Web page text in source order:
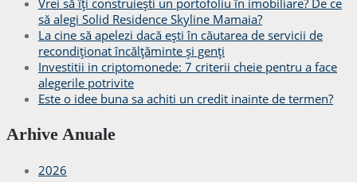
Vrei să îți construiești un portofoliu în imobiliare? De ce
să alegi Solid Residence Skyline Mamaia?
La cine să apelezi dacă ești în căutarea de servicii de
recondiționat încălțăminte și genți
Investitii in criptomonede: 7 criterii cheie pentru a face
alegerile potrivite
Este o idee buna sa achiti un credit inainte de termen?
Arhive Anuale
2026